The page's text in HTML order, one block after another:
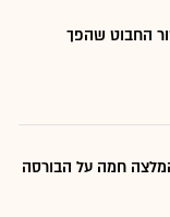
החבוט שהפך
חמה על הבורסה